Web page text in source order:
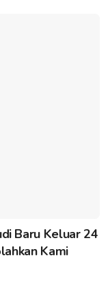
Baru Keluar 24
Kami